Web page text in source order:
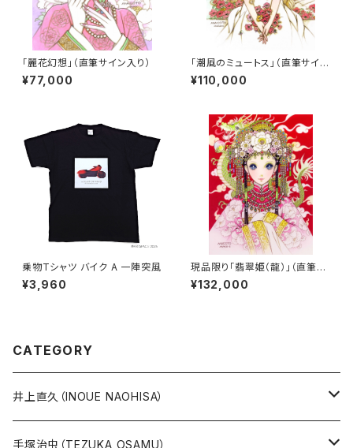
「麗花幻想」（直筆サイン入り）
¥77,000
「潮風のミュートス」（直筆サイン
入り）
¥110,000
乗物Tシャツ バイク A 一陣突風
¥3,960
現品限り「翡翠姫（龍）」（直筆サ
イン入り）
¥132,000
CATEGORY
井上直久（INOUE NAOHISA）
人気作品TOP10
手塚治虫（TEZUKA OSAMU）